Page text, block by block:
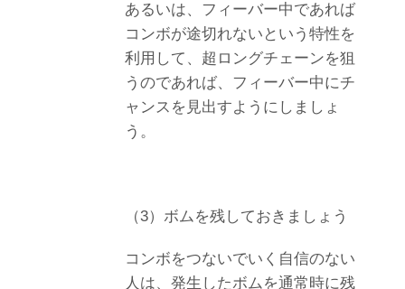
あるいは、フィーバー中であれば
コンボが途切れないという特性を
利用して、超ロングチェーンを狙
うのであれば、フィーバー中にチ
ャンスを見出すようにしましょ
う。
（3）ボムを残しておきましょう
コンボをつないでいく自信のない
人は、発生したボムを通常時に残